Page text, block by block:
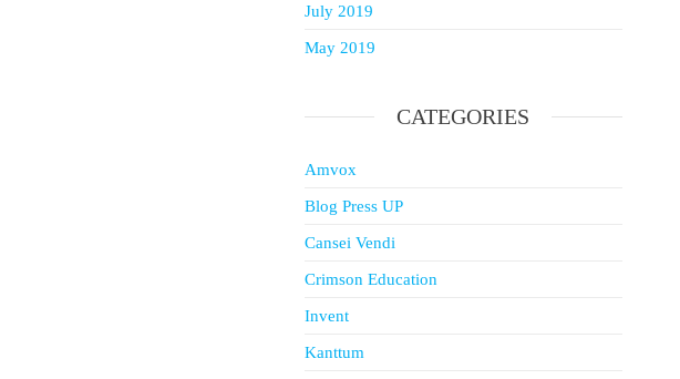
July 2019
May 2019
CATEGORIES
Amvox
Blog Press UP
Cansei Vendi
Crimson Education
Invent
Kanttum